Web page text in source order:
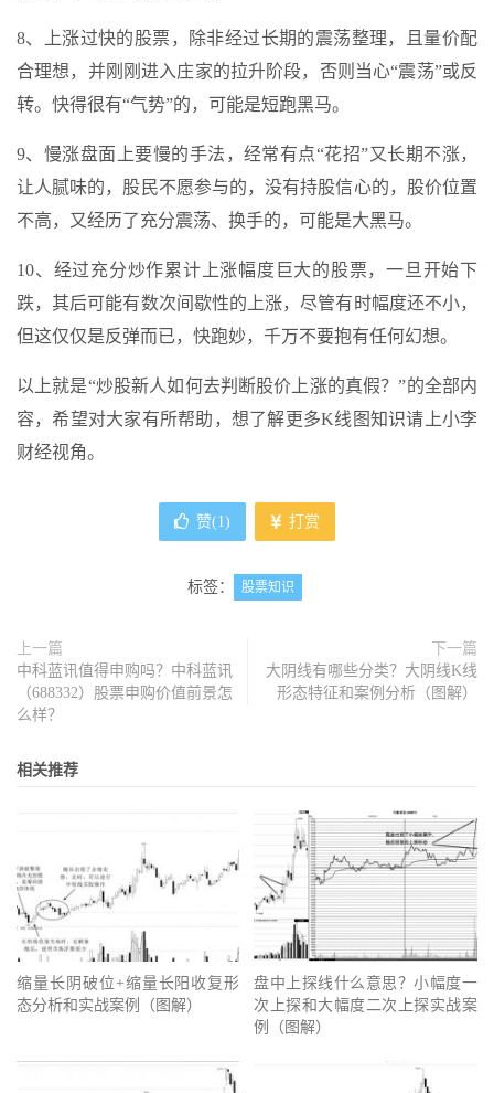
8、上涨过快的股票，除非经过长期的震荡整理，且量价配
合理想，并刚刚进入庄家的拉升阶段，否则当心“震荡”或反
转。快得很有“气势”的，可能是短跑黑马。
9、慢涨盘面上要慢的手法，经常有点“花招”又长期不涨，
让人腻味的，股民不愿参与的，没有持股信心的，股价位置
不高，又经历了充分震荡、换手的，可能是大黑马。
10、经过充分炒作累计上涨幅度巨大的股票，一旦开始下
跌，其后可能有数次间歇性的上涨，尽管有时幅度还不小，
但这仅仅是反弹而已，快跑妙，千万不要抱有任何幻想。
以上就是“炒股新人如何去判断股价上涨的真假？”的全部内
容，希望对大家有所帮助，想了解更多K线图知识请上小李
财经视角。
赞(1) 打赏
标签： 股票知识
上一篇
中科蓝讯值得申购吗？中科蓝讯
（688332）股票申购价值前景怎
么样？
下一篇
大阴线有哪些分类？大阴线K线
形态特征和案例分析（图解）
相关推荐
缩量长阴破位+缩量长阳收复形
态分析和实战案例（图解）
盘中上探线什么意思？小幅度一
次上探和大幅度二次上探实战案
例（图解）